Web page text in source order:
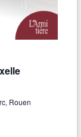
Rouen